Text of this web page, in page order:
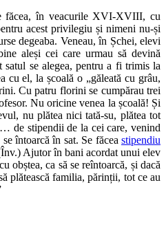
făcea, în veacurile XVI-XVIII, cu
acest privilegiu și nimeni nu-și
degeaba. Veneau, în Șchei, elevi
aleși cei care urmau să devină
se alegea, pentru a fi trimis la
cu el, la școală o „găleată cu grâu,
Cu patru florini se cumpărau trei
Nu oricine venea la școală! Și
nu plătea nici tată-su, plătea tot
de stipendii de la cei care, venind
întoarcă în sat. Se făcea stipendiu
Ajutor în bani acordat unui elev
obștea, ca să se reîntoarcă, și dacă
plătească familia, părinții, tot ce au